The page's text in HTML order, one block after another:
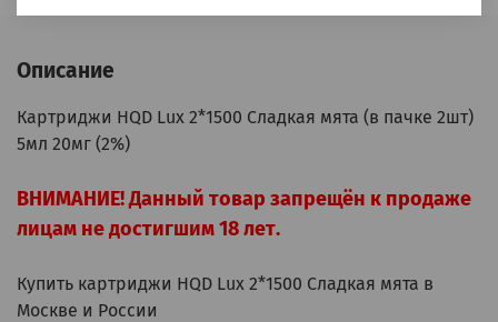
Описание
Картриджи HQD Lux 2*1500 Сладкая мята (в пачке 2шт)
5мл 20мг (2%)
ВНИМАНИЕ! Данный товар запрещён к продаже
лицам не достигшим 18 лет.
Купить картриджи HQD Lux 2*1500 Сладкая мята в
Москве и России